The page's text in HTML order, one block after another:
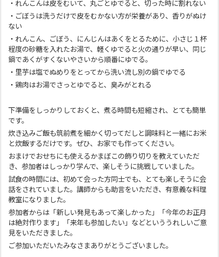
・れんこんは皮をむいて、丸ごとゆでると、切った時に割れない
・ごぼうは洗うだけで皮をむかない方が栄養があり、香りがぬけ
ない
・れんこん、ごぼう、にんじんはあくをとるために、小さじ１杯
程度の砂糖を入れたお湯で、軽くゆでると火の通りが早い、同じ
鍋であくがすくないやさいから順番にゆでる。
・里芋は塩でぬめりをとってから洗い流し別の鍋でゆでる
・鶏肉はお湯でさっとゆでると、臭みがとれる
下準備をしっかりしておくと、煮る時間も短縮され、とても簡単
です。
炊き込みご飯も筑前煮を細かく切ってだしと調味料と一緒にお米
と炊飯するだけです。ぜひ、お家でも作ってください。
おまけでおせちにも使えるかまぼこの飾り切りを教えていただ
き、参加者はしっかり学んで、楽しそうに挑戦していました。
試食の時間には、初めて会った方同士でも、とても楽しそうに会
話をされていました。講師からも助言をいただき、有意義な料理
教室になりました。
参加者からは「新しい発見もあって楽しかった」「今年のお正月
は絶対作ります」「来年も参加したい」などといううれしいご意
見をいただきました。
ご参加いただいたみなさまありがとうございました。